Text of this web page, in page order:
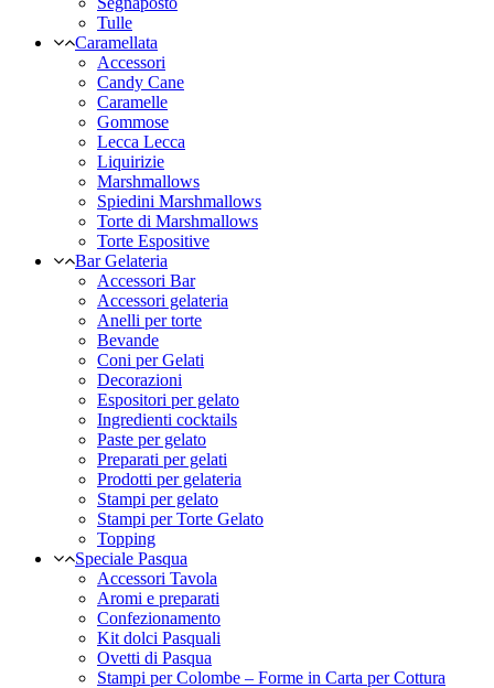
Tulle
Caramellata
Accessori
Candy Cane
Caramelle
Gommose
Lecca Lecca
Liquirizie
Marshmallows
Spiedini Marshmallows
Torte di Marshmallows
Torte Espositive
Bar Gelateria
Accessori Bar
Accessori gelateria
Anelli per torte
Bevande
Coni per Gelati
Decorazioni
Espositori per gelato
Ingredienti cocktails
Paste per gelato
Preparati per gelati
Prodotti per gelateria
Stampi per gelato
Stampi per Torte Gelato
Topping
Speciale Pasqua
Accessori Tavola
Aromi e preparati
Confezionamento
Kit dolci Pasquali
Ovetti di Pasqua
Stampi per Colombe – Forme in Carta per Cottura